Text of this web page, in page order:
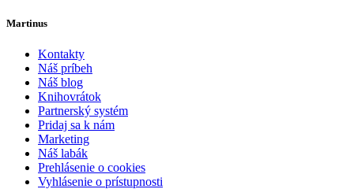
Martinus
Kontakty
Náš príbeh
Náš blog
Knihovrátok
Partnerský systém
Pridaj sa k nám
Marketing
Náš labák
Prehlásenie o cookies
Vyhlásenie o prístupnosti